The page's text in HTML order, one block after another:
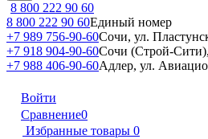
8 800 222 90 60
8 800 222 90 60Единый номер
+7 989 756-90-60Сочи, ул.
+7 918 904-90-60Сочи (Строй-
+7 988 406-90-60Адлер, ул.
Войти
Сравнение0
Избранные товары 0